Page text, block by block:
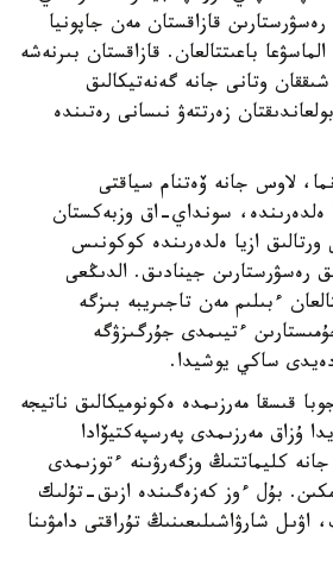
قازاقستان مەن جاپونيا
باعىتتالعان. قازاقستان بىرنەشە
وتانى جانە گەنەتيكالىق
زەرتتەۋ نىسانى رەتىندە
لاوس جانە ۆەتنام سياقتى
سونداي-اق وزبەكستان
ازيا ەلدەرىندە كوكونىس
رەسۋرستارىن جينادىق. الدىڭعى
ءبىلىم مەن تاجىريبە بىزگە
ءتيىمدى جۇرگىزۋگە
ساكي يوشيدا.
قىسقا مەرزىمدە ەكونوميكالىق ناتيجە
ۇزاق مەرزىمدى پەرسپەكتيۆادا
جانە كليماتتىڭ وزگەرۋىنە ءتوزىمدى
بۇل ءوز كەزەگىندە ازىق-تۇلىك
اۋىل شارۋاشىلىعىنىڭ تۇراقتى دامۋىنا